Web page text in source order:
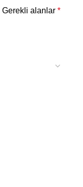
Gerekli alanlar *